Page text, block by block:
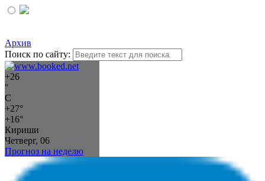
Архив
Поиск по сайту:
+26
°
C
+27°
+16°
Кириши
Четверг, 06
Прогноз на неделю